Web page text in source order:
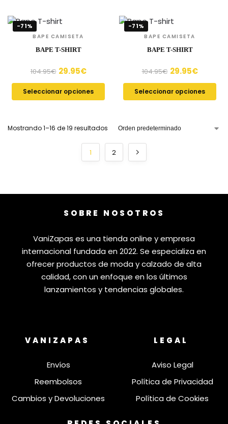
-71%
BAPE CAMISETA
BAPE T-SHIRT
104.95€ 29.95€
Seleccionar opciones
-71%
BAPE CAMISETA
BAPE T-SHIRT
104.95€ 29.95€
Seleccionar opciones
Mostrando 1–16 de 19 resultados
1 2
SOBRE NOSOTROS
VaniZapas es una tienda online y empresa
internacional fundada en 2022. Se especializa en
ofrecer productos de moda y calzado de alta
calidad, con un enfoque en los últimos
lanzamientos y tendencias globales.
VANIZAPAS
Envíos
Reembolsos
Cambios y Devoluciones
LEGAL
Aviso Legal
Política de Privacidad
Política de Cookies